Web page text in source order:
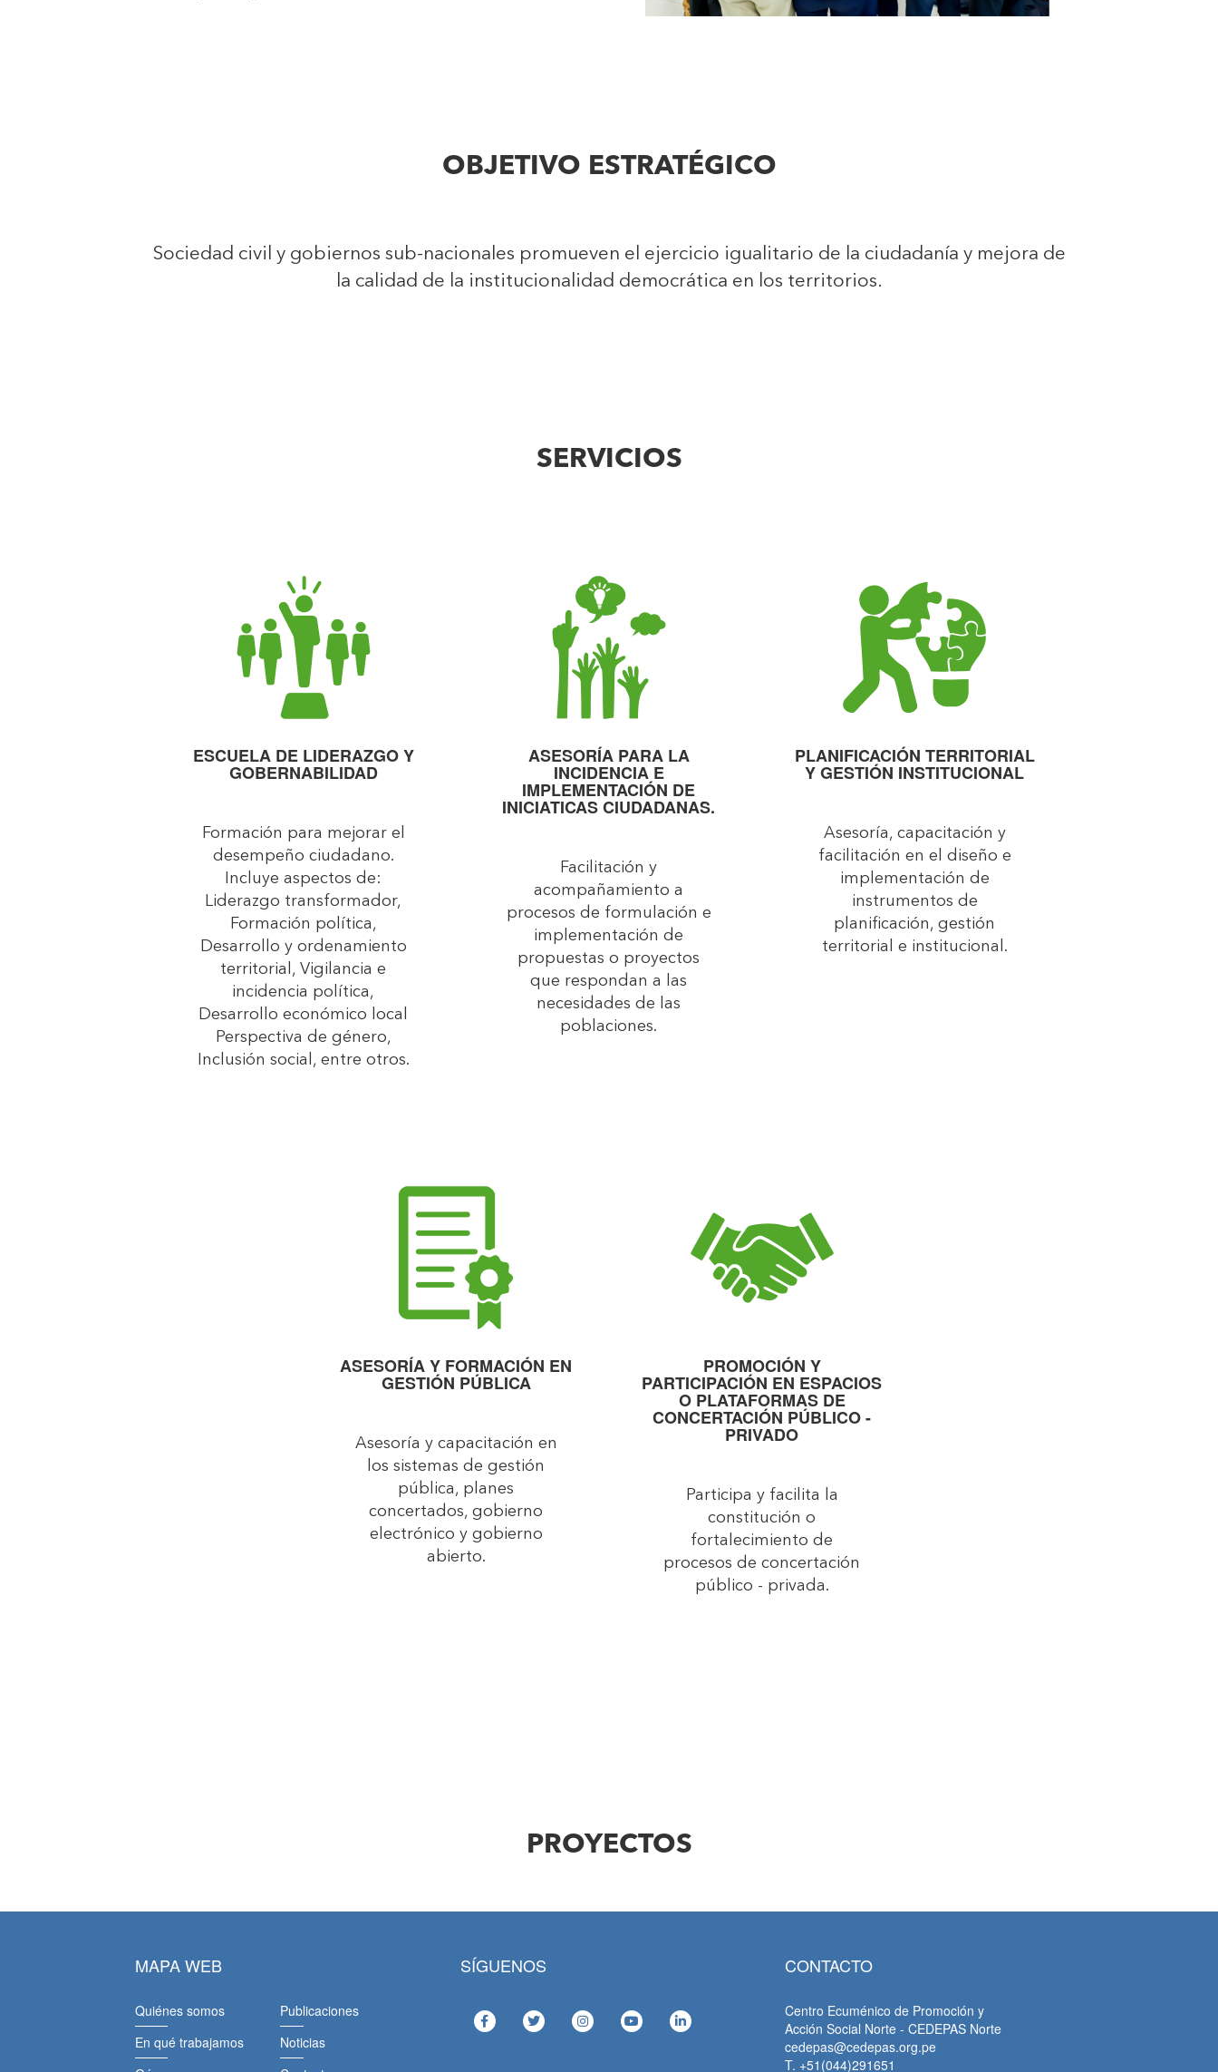
OBJETIVO ESTRATÉGICO
Sociedad civil y gobiernos sub-nacionales promueven el ejercicio igualitario de la ciudadanía y mejora de
la calidad de la institucionalidad democrática en los territorios.
SERVICIOS
ESCUELA DE LIDERAZGO Y
GOBERNABILIDAD
Formación para mejorar el
desempeño ciudadano.
Incluye aspectos de:
Liderazgo transformador,
Formación política,
Desarrollo y ordenamiento
territorial, Vigilancia e
incidencia política,
Desarrollo económico local
Perspectiva de género,
Inclusión social, entre otros.
ASESORÍA PARA LA
INCIDENCIA E
IMPLEMENTACIÓN DE
INICIATICAS CIUDADANAS.
Facilitación y
acompañamiento a
procesos de formulación e
implementación de
propuestas o proyectos
que respondan a las
necesidades de las
poblaciones.
PLANIFICACIÓN TERRITORIAL
Y GESTIÓN INSTITUCIONAL
Asesoría, capacitación y
facilitación en el diseño e
implementación de
instrumentos de
planificación, gestión
territorial e institucional.
ASESORÍA Y FORMACIÓN EN
GESTIÓN PÚBLICA
Asesoría y capacitación en
los sistemas de gestión
pública, planes
concertados, gobierno
electrónico y gobierno
abierto.
PROMOCIÓN Y
PARTICIPACIÓN EN ESPACIOS
O PLATAFORMAS DE
CONCERTACIÓN PÚBLICO -
PRIVADO
Participa y facilita la
constitución o
fortalecimiento de
procesos de concertación
público - privada.
PROYECTOS
MAPA WEB
Quiénes somos
En qué trabajamos
Publicaciones
Noticias
SÍGUENOS CONTACTO
Centro Ecuménico de Promoción y
Acción Social Norte - CEDEPAS Norte
cedepas@cedepas.org.pe
T. +51(044)291651